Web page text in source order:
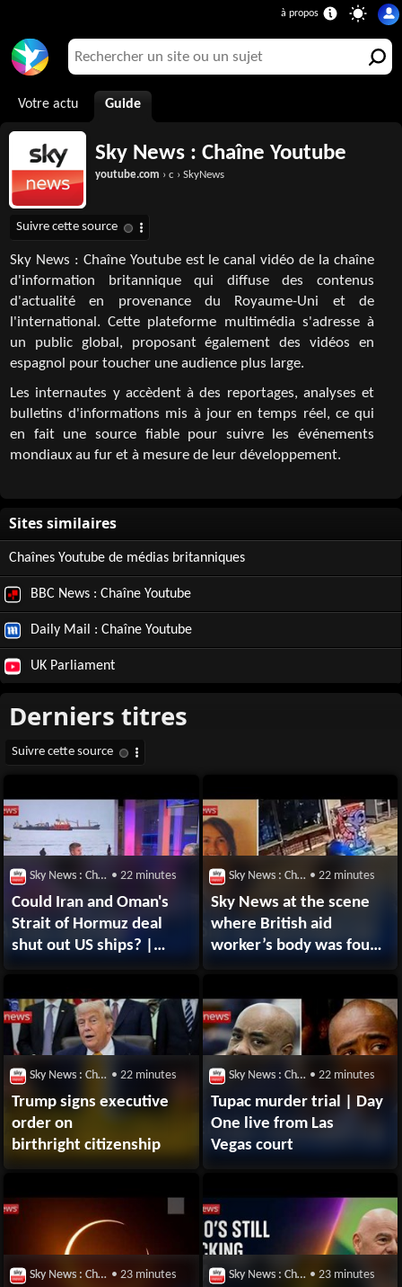
Votre actu Guide
Sky News : Chaîne Youtube
youtube.com › c › SkyNews
Sky News : Chaîne Youtube est le canal vidéo de la chaîne
d'information britannique qui diffuse des contenus
d'actualité en provenance du Royaume-Uni et de
l'international. Cette plateforme multimédia s'adresse à
un public global, proposant également des vidéos en
espagnol pour toucher une audience plus large.
Les internautes y accèdent à des reportages, analyses et
bulletins d'informations mis à jour en temps réel, ce qui
en fait une source fiable pour suivre les événements
mondiaux au fur et à mesure de leur développement.
Chaînes Youtube de médias britanniques
BBC News : Chaîne Youtube
Daily Mail : Chaîne Youtube
UK Parliament
Sky News : Chaîne Youtube • 22 minutes
Could Iran and Oman's
Strait of Hormuz deal
shut out US ships? |
Sky News : Chaîne Youtube • 22 minutes
Sky News at the scene
where British aid
worker’s body was found
Sky News : Chaîne Youtube • 22 minutes
Trump signs executive
order on
birthright citizenship
Sky News : Chaîne Youtube • 22 minutes
Tupac murder trial | Day
One live from Las
Vegas court
Sky News : Chaîne Youtube • 23 minutes Sky News : Chaîne Youtube • 23 minutes